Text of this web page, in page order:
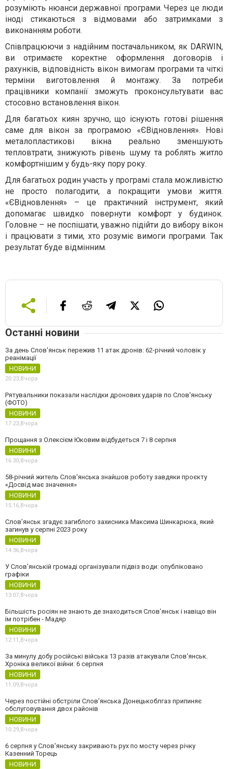
розуміють нюанси державної програми. Через це люди
іноді стикаються з відмовами або затримками з
виконанням роботи.
Співпрацюючи з надійним постачальником, як DARWIN,
ви отримаєте коректне оформлення договорів і
рахунків, відповідність вікон вимогам програми та чіткі
терміни виготовлення й монтажу. За потреби
працівники компанії зможуть проконсультувати вас
стосовно встановлення вікон.
Для багатьох киян зручно, що існують готові рішення
саме для вікон за програмою «ЄВідновлення». Нові
металопластикові вікна реально зменшують
тепловтрати, знижують рівень шуму та роблять житло
комфортнішим у будь-яку пору року.
Для багатьох родин участь у програмі стала можливістю
не просто полагодити, а покращити умови життя.
«ЄВідновлення» – це практичний інструмент, який
допомагає швидко повернути комфорт у будинок.
Головне – не поспішати, уважно підійти до вибору вікон
і працювати з тими, хто розуміє вимоги програми. Так
результат буде відмінним.
Останні новини
За день Слов'янськ пережив 11 атак дронів: 62-річний чоловік у
реанімації
НОВИНИ
20:23, Вчора
Рятувальники показали наслідки дронових ударів по Слов'янську
(ФОТО)
НОВИНИ
17:23, Вчора
Прощання з Олексієм Юковим відбудеться 7 і 8 серпня
НОВИНИ
16:30, Вчора
58-річний житель Слов'янська знайшов роботу завдяки проєкту
«Досвід має значення»
НОВИНИ
15:16, Вчора
Слов’янськ згадує загиблого захисника Максима Шинкарюка, який
загинув у серпні 2023 року
НОВИНИ
14:36, Вчора
У Слов'янській громаді організували підвіз води: опубліковано
графіки
НОВИНИ
13:07, Вчора
Більшість росіян не знають де знаходиться Слов’янськ і навіщо він
їм потрібен - Мадяр
НОВИНИ
12:11, Вчора
За минулу добу російські війська 13 разів атакували Слов'янськ.
Хроніка великої війни: 6 серпня
НОВИНИ
11:09, Вчора
Через постійні обстріли Слов’янська Донецькоблгаз припиняє
обслуговування двох районів
НОВИНИ
10:29, Вчора
6 серпня у Слов'янську закривають рух по мосту через річку
Казенний Торець
НОВИНИ